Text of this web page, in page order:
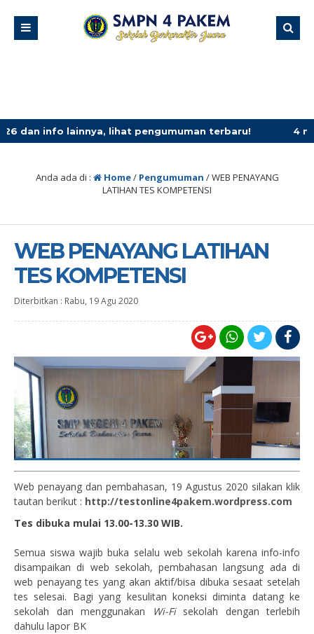
lihat pengumuman terbaru! 4 minggu yang
Anda ada di : Home/ Pengumuman /WEB PENAYANG
LATIHAN TES KOMPETENSI
WEB PENAYANG LATIHAN
TES KOMPETENSI
Diterbitkan : Rabu, 19 Agu 2020
Web penayang dan pembahasan, 19 Agustus 2020 silakan klik
tautan berikut : http://testonline4pakem.wordpress.com
Tes dibuka mulai 13.00-13.30 WIB.
Semua siswa wajib buka selalu web sekolah karena info-info
disampaikan di web sekolah, pembahasan langsung ada di
web penayang tes yang akan aktif/bisa dibuka sesaat setelah
tes selesai. Bagi yang kesulitan koneksi diminta datang ke
sekolah dan menggunakan
Wi-Fisekolah dengan terlebih
dahulu lapor BK